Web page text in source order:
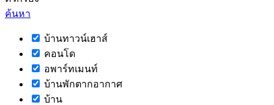
ค้นหา
บ้านทาวน์เฮาส์
คอนโด
อพาร์ทเมนท์
บ้านพักตากอากาศ
บ้าน